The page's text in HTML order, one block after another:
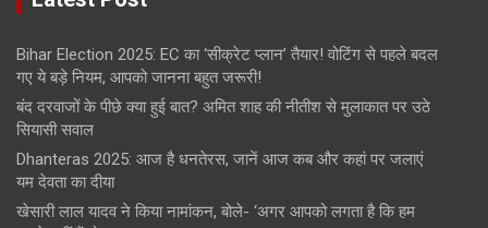
Bihar Election 2025: EC का ‘सीक्रेट प्लान’ तैयार! वोटिंग से पहले बदल
गए ये बड़े नियम, आपको जानना बहुत जरूरी!
बंद दरवाजों के पीछे क्या हुई बात? अमित शाह की नीतीश से मुलाकात पर उठे
सियासी सवाल
Dhanteras 2025: आज है धनतेरस, जानें आज कब और कहां पर जलाएं
यम देवता का दीया
खेसारी लाल यादव ने किया नामांकन, बोले- ‘अगर आपको लगता है कि हम